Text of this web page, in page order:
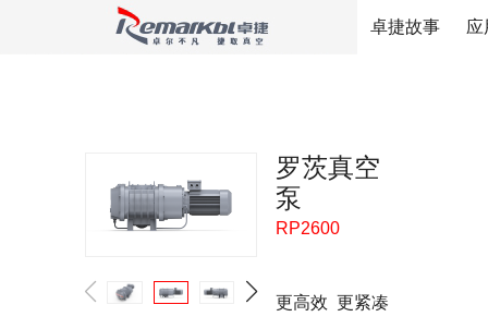
卓捷故事 应
罗茨真空
泵
RP2600
更高效 更紧凑